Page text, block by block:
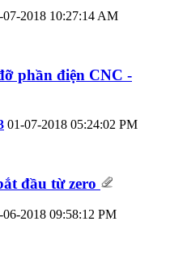
07-2018 10:27:14 AM
phần điện CNC -
01-07-2018 05:24:02 PM
đầu từ zero
06-2018 09:58:12 PM